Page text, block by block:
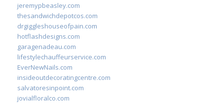
jeremypbeasley.com
thesandwichdepotcos.com
drgiggleshouseofpain.com
hotflashdesigns.com
garagenadeau.com
lifestylechauffeurservice.com
EverNewNails.com
insideoutdecoratingcentre.com
salvatoresinpoint.com
jovialfloralco.com